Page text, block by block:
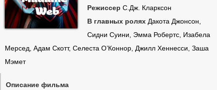
Режиссер С.Дж. Кларксон
В главных ролях Дакота Джонсон,
Сидни Суини, Эмма Робертс, Изабела
Мерсед, Адам Скотт, Селеста О’Коннор, Джилл Хеннесси, Заша
Мэмет
Описание фильма